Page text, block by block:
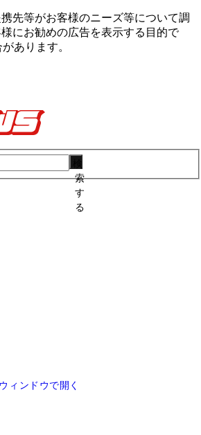
先等がお客様のニーズ等について調
にお勧めの広告を表⽰する⽬的で
あります。
索
す
る
ィンドウで開く